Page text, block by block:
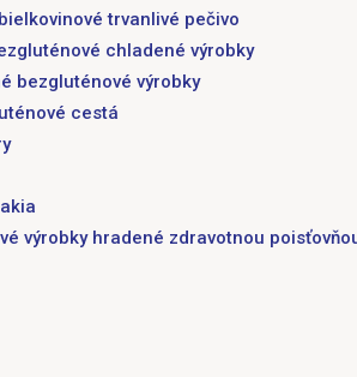
trvanlivé pečivo
chladené výrobky
bezgluténové výrobky
cestá
výrobky hradené zdravotnou